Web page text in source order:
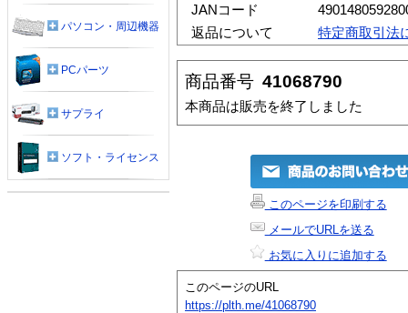
JANコード
返品について
特定商取引法
商品番号 41068790
本商品は販売を終了しました
このページを印刷する
メールでURLを送る
お気に入りに追加する
このページのURL
https://plth.me/41068790
パソコン・周辺機器
PCパーツ
サプライ
ソフト・ライセンス